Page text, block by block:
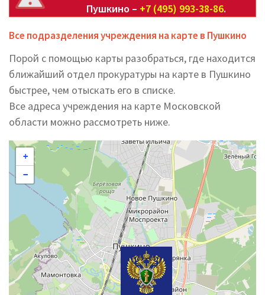
Пушкино – +7 (495) 993-38-86.
Все подразделения учреждения на карте в Пушкино
Порой с помощью карты разобраться, где находится
ближайший отдел прокуратуры на карте в Пушкино
быстрее, чем отыскать его в списке.
Все адреса учреждения на карте Московской
области можно рассмотреть ниже.
+
−